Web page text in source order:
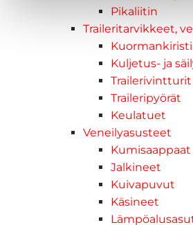
Pikaliitin
Traileritarvikkeet,
Kuljetus- ja
Trailerivintturit
Traileripyörät
Keulatuet
Veneilyasusteet
Kumisaappaat
Jalkineet
Kuivapuvut
Käsineet